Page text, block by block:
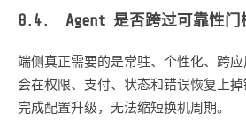
Agent 是否跨过可靠性门
端侧真正需要的是常驻、个性化、跨
会在权限、支付、状态和错误恢复上
完成配置升级，无法缩短换机周期。